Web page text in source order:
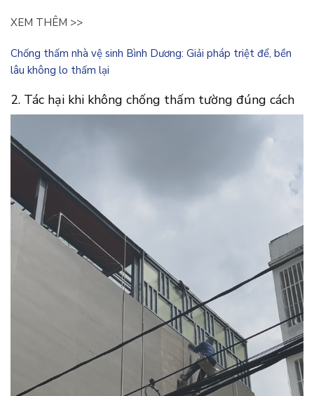
XEM THÊM >>
Chống thấm nhà vệ sinh Bình Dương: Giải pháp triệt để, bền
lâu không lo thấm lại
2. Tác hại khi không chống thấm tường đúng cách